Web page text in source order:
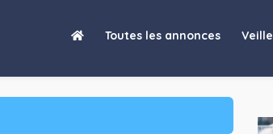
Toutes les annonces Veille